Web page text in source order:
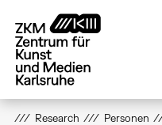
zum
Inhalt
Research Personen